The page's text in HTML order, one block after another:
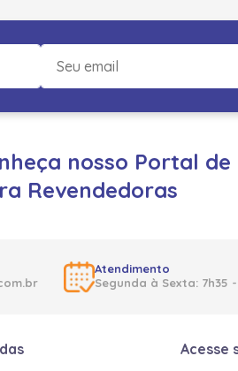
nosso Portal de
Revendedoras
Atendimento
Segunda à Sexta: 7h35 -
Acesse